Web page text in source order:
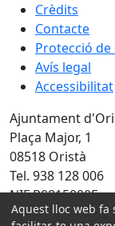
Crèdits
Contacte
Protecció de
Avís legal
Accessibilitat
Ajuntament
Plaça Major, 1
08518 Oristà
Tel. 938 128 006
NIF P0815000E
Aquest lloc web fa